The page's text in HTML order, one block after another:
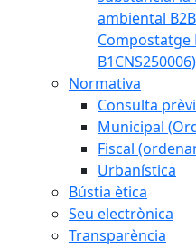
ambiental
Compostatge
B1CNS250006)
Normativa
Consulta
Municipal
Fiscal
Urbanística
Bústia ètica
Seu electrònica
Transparència